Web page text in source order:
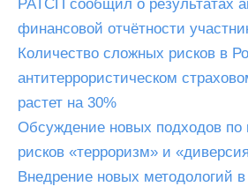
РАТСП сообщил о результатах
финансовой отчётности
Количество сложных рисков в
антитеррористическом
растет на 30%
Обсуждение новых подходов по
рисков «терроризм» и
Внедрение новых методологий в